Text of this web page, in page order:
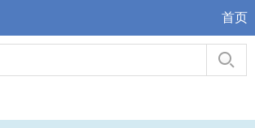
首页